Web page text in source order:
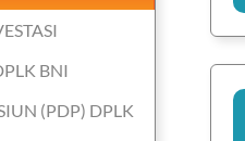
BNI
(PDP) DPLK